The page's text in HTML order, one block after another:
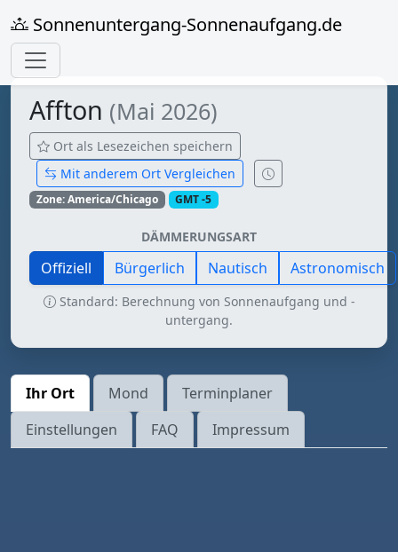
Sonnenuntergang-Sonnenaufgang.de
Affton (Mai 2026)
Ort als Lesezeichen speichern
Mit anderem Ort Vergleichen
Zone: America/Chicago GMT -5
DÄMMERUNGSART
Offiziell Bürgerlich Nautisch Astronomisch
Standard: Berechnung von Sonnenaufgang und -
untergang.
Ihr Ort Mond
Terminplaner
Einstellungen
FAQ Impressum